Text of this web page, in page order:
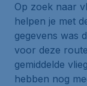
Op zoek naar
helpen je met
gegevens was
voor deze
gemiddelde
hebben nog